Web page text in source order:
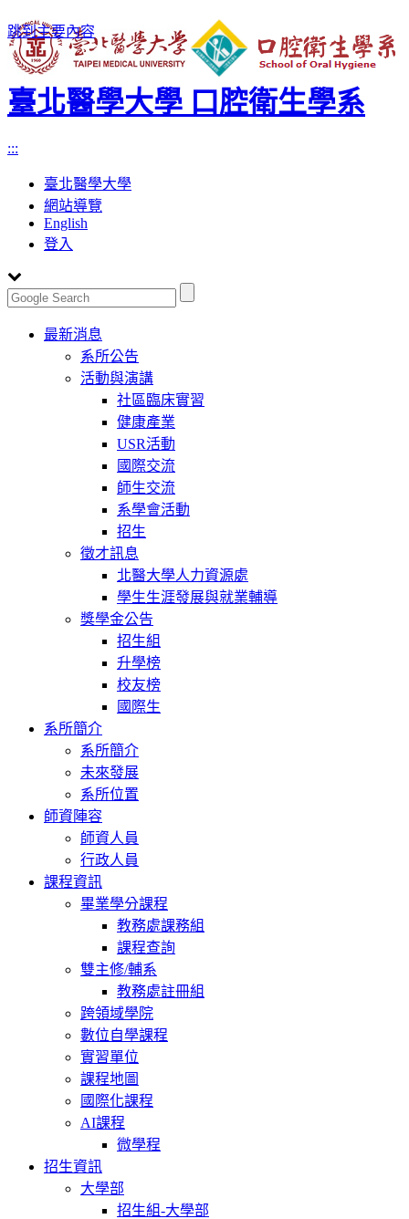
跳到主要內容
臺北醫學大學 口腔衛生學系
:::
臺北醫學大學
網站導覽
English
登入
Toggle
navigation
最新消息
系所公告
活動與演講
社區臨床實習
健康產業
USR活動
國際交流
師生交流
系學會活動
招生
徵才訊息
北醫大學人力資源處
學生生涯發展與就業輔導
獎學金公告
招生組
升學榜
校友榜
國際生
系所簡介
系所簡介
未來發展
系所位置
師資陣容
師資人員
行政人員
課程資訊
畢業學分課程
教務處課務組
課程查詢
雙主修/輔系
教務處註冊組
跨領域學院
數位自學課程
實習單位
課程地圖
國際化課程
AI課程
微學程
招生資訊
大學部
招生組-大學部